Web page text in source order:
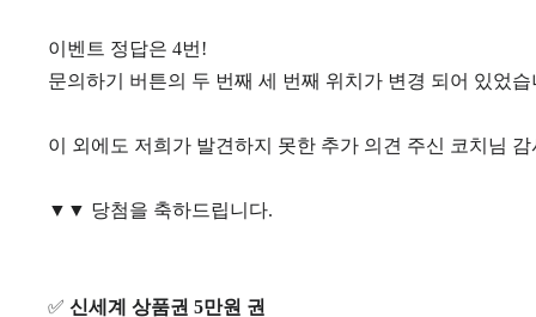
이벤트 정답은 4번!
문의하기 버튼의 두 번째 세 번째 위치가 변경 되어 있었습
이 외에도 저희가 발견하지 못한 추가 의견 주신 코치님
▼ ▼ 당첨을 축하드립니다.
✅ 신세계 상품권 5만원 권